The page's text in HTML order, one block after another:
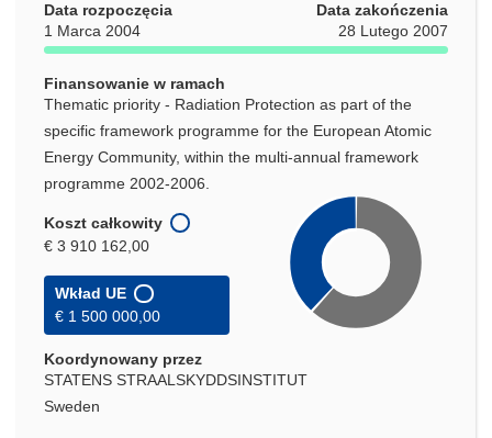
Data rozpoczęcia
1 Marca 2004
Data zakończenia
28 Lutego 2007
Finansowanie w ramach
Thematic priority - Radiation Protection as part of the
specific framework programme for the European Atomic
Energy Community, within the multi-annual framework
programme 2002-2006.
Koszt całkowity
€ 3 910 162,00
Wkład UE
€ 1 500 000,00
Koordynowany przez
STATENS STRAALSKYDDSINSTITUT
Sweden